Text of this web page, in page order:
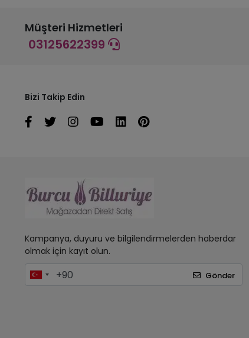
Müşteri Hizmetleri
03125622399
Bizi Takip Edin
Kampanya, duyuru ve bilgilendirmelerden haberdar
olmak için kayıt olun.
Gönder